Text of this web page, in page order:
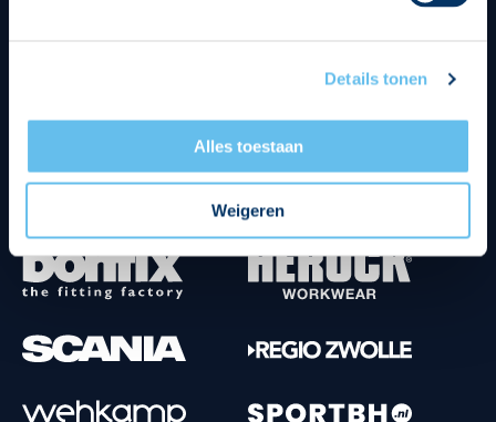
Details tonen
Alles toestaan
Weigeren